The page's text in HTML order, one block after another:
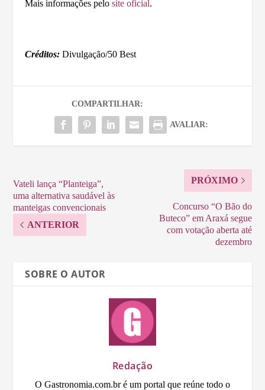
Mais informações pelosite oficial.
Créditos:Divulgação/50 Best
COMPARTILHAR:
AVALIAR:
Vateli lança “Planteiga”,
uma alternativa saudável às
manteigas convencionais
ANTERIOR
PRÓXIMO
Concurso “O Bão do
Buteco” em Araxá segue
com votação aberta até
dezembro
SOBRE O AUTOR
Redação
O Gastronomia.com.br é um portal que reúne todo o